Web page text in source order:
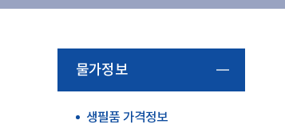
물가정보
생필품 가격정보